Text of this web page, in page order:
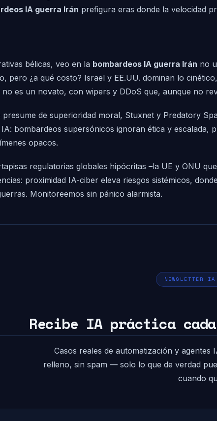
IA guerra Irán prefigura eras donde la velocidad
bélicas, veo en la bombardeos IA guerra Irán no
pero ¿a qué costo? Israel y EE.UU. dominan lo
es un novato, con wipers y DDoS que, aunque no
de superioridad moral, Stuxnet y Predatory
bombardeos supersónicos ignoran ética y
opacos.
regulatorias globales hipócritas –la UE y ONU
proximidad IA-ciber eleva riesgos sistémicos,
Monitoreemos sin pánico alarmista.
NEWSLETTER
Recibe IA práctica
Casos reales de automatización y agentes
relleno, sin spam — solo lo que de verdad
cuando